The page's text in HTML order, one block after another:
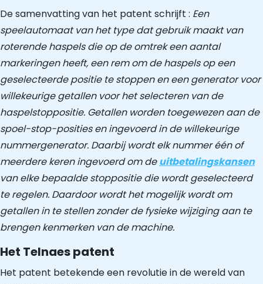
De samenvatting van het patent schrijft : Een
speelautomaat van het type dat gebruik maakt van
roterende haspels die op de omtrek een aantal
markeringen heeft, een rem om de haspels op een
geselecteerde positie te stoppen en een generator voor
willekeurige getallen voor het selecteren van de
haspelstoppositie. Getallen worden toegewezen aan de
spoel-stop-posities en ingevoerd in de willekeurige
nummergenerator. Daarbij wordt elk nummer één of
meerdere keren ingevoerd om deuitbetalingskansen
van elke bepaalde stoppositie die wordt geselecteerd
te regelen. Daardoor wordt het mogelijk wordt om
getallen in te stellen zonder de fysieke wijziging aan te
brengen kenmerken van de machine.
Het Telnaes patent
Het patent betekende een revolutie in de wereld van